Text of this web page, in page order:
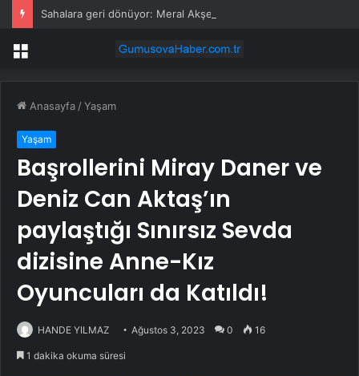
Menü
Anasayfa /Yaşam
Yaşam
Başrollerini Miray Daner ve
Deniz Can Aktaş’ın
paylaştığı Sınırsız Sevda
dizisine Anne-Kız
Oyuncuları da Katıldı!
HANDE YILMAZ Ağustos 3, 2023 0 16
1 dakika okuma süresi